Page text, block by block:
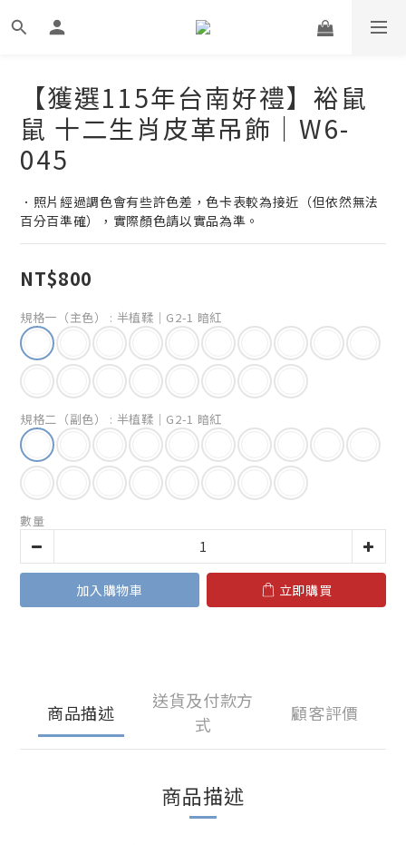
【獲選115年台南好禮】裕鼠
鼠 十二生肖皮革吊飾｜W6-
045
．照片經過調色會有些許色差，色卡表較為接近（但依然無法
百分百準確），實際顏色請以實品為準。
NT$800
規格一（主色） : 半植鞣｜G2-1 暗紅
規格二（副色） : 半植鞣｜G2-1 暗紅
數量
加入購物車 立即購買
商品描述
送貨及付款方
式
顧客評價
商品描述